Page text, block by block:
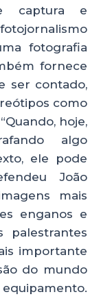
captura e
fotografia
fornece
ser contado,
como
hoje,
algo
ele pode
João
mais
enganos e
palestrantes
importante
do mundo